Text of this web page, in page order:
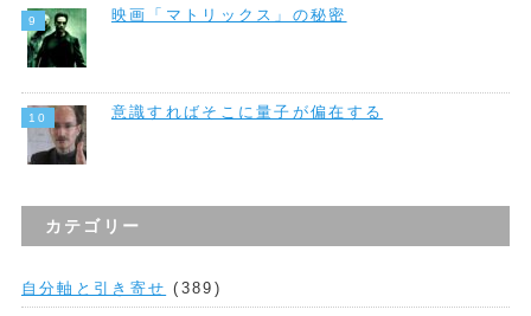
映画「マトリックス」の秘密
意識すればそこに量子が偏在する
カテゴリー
自分軸と引き寄せ (389)